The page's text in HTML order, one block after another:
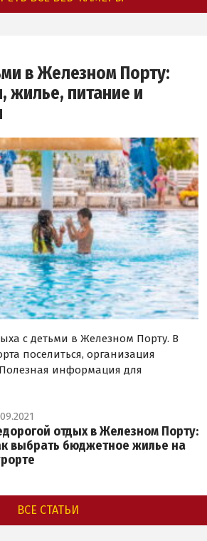
в Железном Порту:
жилье, питание и
с детьми в Железном Порту. В
поселиться, организация
информация для
отдых в Железном Порту:
выбрать бюджетное жилье на
ВСЕ СТАТЬИ